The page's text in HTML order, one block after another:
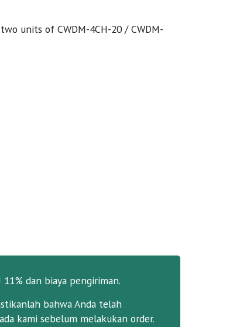
units of CWDM-4CH-20 / CWDM-
dan biaya pengiriman.
bahwa Anda telah
kami sebelum melakukan order.